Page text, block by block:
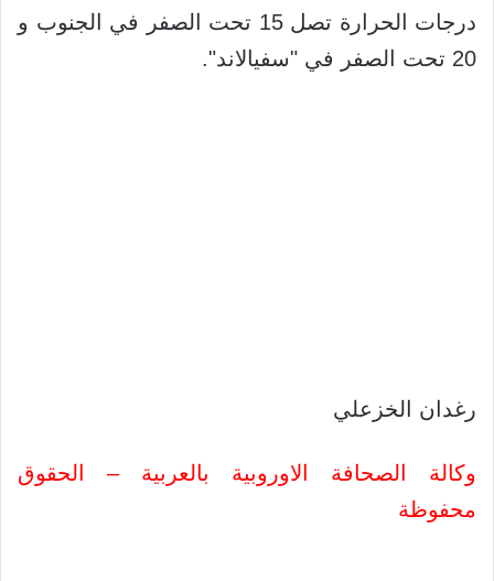
درجات الحرارة تصل 15 تحت الصفر في الجنوب و
20 تحت الصفر في "سفيالاند".
رغدان الخزعلي
وكالة الصحافة الاوروبية بالعربية – الحقوق
محفوظة